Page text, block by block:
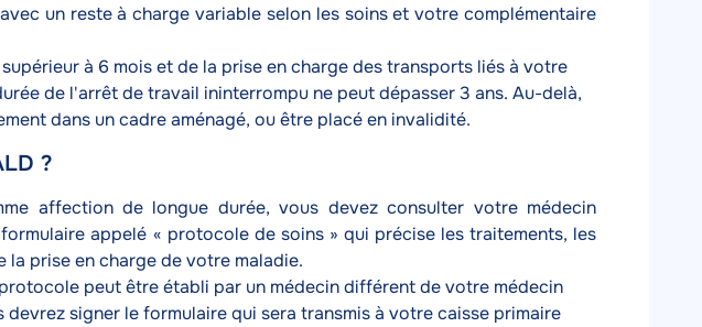
un reste à charge variable selon les soins et votre complémentaire
à 6 mois et de la prise en charge des transports liés à votre
de l'arrêt de travail ininterrompu ne peut dépasser 3 ans. Au-delà,
dans un cadre aménagé, ou être placé en invalidité.
?
affection de longue durée, vous devez consulter votre médecin
appelé « protocole de soins » qui précise les traitements, les
prise en charge de votre maladie.
peut être établi par un médecin différent de votre médecin
signer le formulaire qui sera transmis à votre caisse primaire